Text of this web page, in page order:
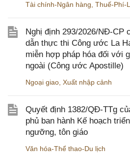
Tài chính-Ngân hàng Thuế-Phí-
Nghị định 293/2026/NĐ-CP
dẫn thực thi Công ước La
miễn hợp pháp hóa đối với
ngoài (Công ước Apostille)
Ngoại giao Xuất nhập cảnh
Quyết định 1382/QĐ-TTg
phủ ban hành Kế hoạch
ngưỡng, tôn giáo
Văn hóa-Thể thao-Du lịch